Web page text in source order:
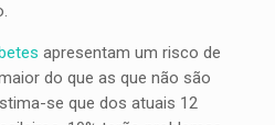
apresentam um risco de
do que as que não são
se que dos atuais 12